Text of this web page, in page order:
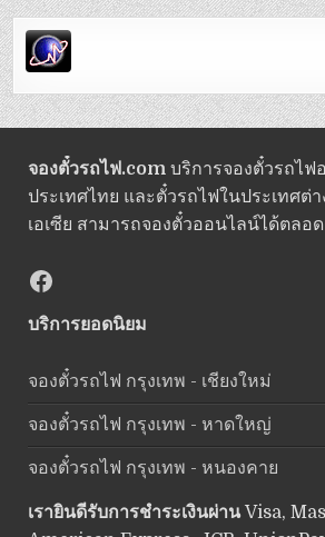
จองตั๋วรถไฟ.comบริการจองตั๋วรถไฟ
ประเทศไทย และตั๋วรถไฟในประเทศต่
เอเซีย สามารถจองตั๋วออนไลน์ได้ตลอ
Facebook
บริการยอดนิยม
จองตั๋วรถไฟ กรุงเทพ - เชียงใหม่
จองตั๋วรถไฟ กรุงเทพ - หาดใหญ่
จองตั๋วรถไฟ กรุงเทพ - หนองคาย
เรายินดีรับการชำระเงินผ่านVisa,